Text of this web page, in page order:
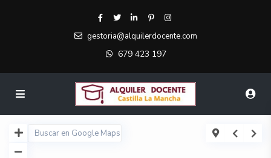
gestoria@alquilerdocente.com
679 423 197